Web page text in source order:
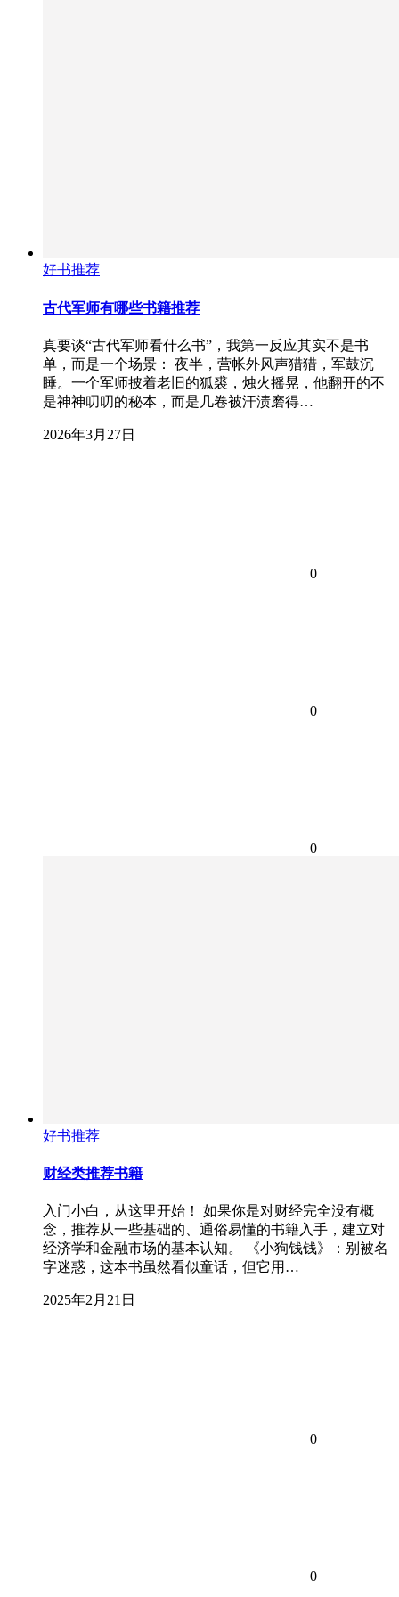
好书推荐
古代军师有哪些书籍推荐
真要谈“古代军师看什么书”，我第一反应其实不是书
单，而是一个场景： 夜半，营帐外风声猎猎，军鼓沉
睡。一个军师披着老旧的狐裘，烛火摇晃，他翻开的不
是神神叨叨的秘本，而是几卷被汗渍磨得…
2026年3月27日
0
0
0
好书推荐
财经类推荐书籍
入门小白，从这里开始！ 如果你是对财经完全没有概
念，推荐从一些基础的、通俗易懂的书籍入手，建立对
经济学和金融市场的基本认知。 《小狗钱钱》：别被名
字迷惑，这本书虽然看似童话，但它用…
2025年2月21日
0
0